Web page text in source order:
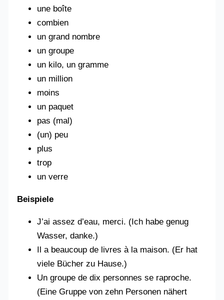
une boîte
combien
un grand nombre
un groupe
un kilo, un gramme
un million
moins
un paquet
pas (mal)
(un) peu
plus
trop
un verre
Beispiele
J’ai assez d’eau, merci. (Ich habe genug
Wasser, danke.)
Il a beaucoup de livres à la maison. (Er hat
viele Bücher zu Hause.)
Un groupe de dix personnes se raproche.
(Eine Gruppe von zehn Personen nähert